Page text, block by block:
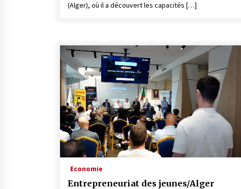
(Alger), où il a découvert les capacités […]
Economie
Entrepreneuriat des jeunes/Alger